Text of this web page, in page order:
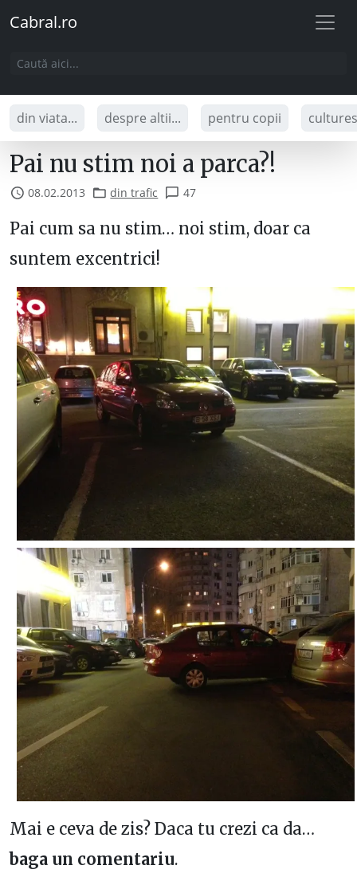
Cabral.ro
din viata... despre altii... pentru copii
Pai nu stim noi a parca?!
08.02.2013 din trafic 47
Pai cum sa nu stim… noi stim, doar ca
suntem excentrici!
Mai e ceva de zis? Daca tu crezi ca da…
baga un comentariu.